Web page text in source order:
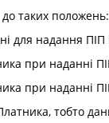
до таких положень:
для надання ПІП
при наданні
при наданні
тобто